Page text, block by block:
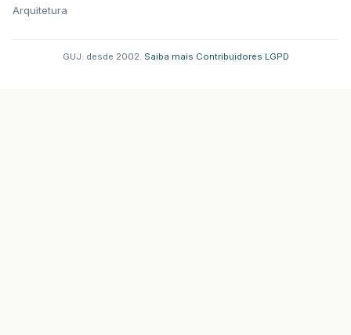
Arquitetura
GUJ: desde 2002. Saiba mais Contribuidores LGPD